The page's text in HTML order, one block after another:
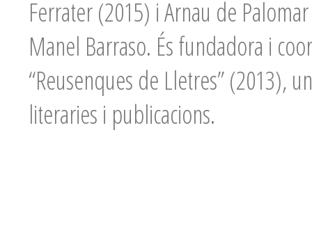
Ferrater (2015) i Arnau de
Manel Barraso. És fundadora i
“Reusenques de Lletres” (2013),
literaries i publicacions.